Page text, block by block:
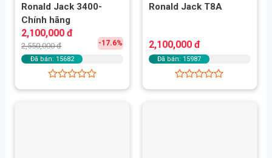
Ronald Jack 3400-
Chính hãng
2,550,000đ
Giá
gốc
là:
2,550,000 đ.
2,100,000đ
Giá
hiện
tại
là:
2,100,000 đ.
-17.6%
Đã bán: 15682
Được
Ronald Jack T8A
2,100,000 đ
Đã bán: 15987
Được